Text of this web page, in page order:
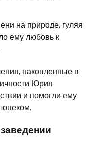
на природе, гуляя
ему любовь к
накопленные в
Юрия
и помогли ему